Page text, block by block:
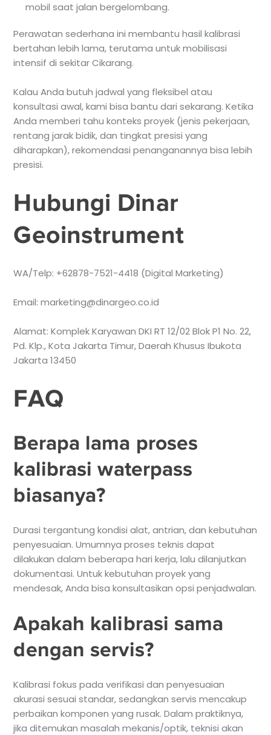
mobil saat jalan bergelombang.
Perawatan sederhana ini membantu hasil kalibrasi
bertahan lebih lama, terutama untuk mobilisasi
intensif di sekitar Cikarang.
Kalau Anda butuh jadwal yang fleksibel atau
konsultasi awal, kami bisa bantu dari sekarang. Ketika
Anda memberi tahu konteks proyek (jenis pekerjaan,
rentang jarak bidik, dan tingkat presisi yang
diharapkan), rekomendasi penanganannya bisa lebih
presisi.
Hubungi Dinar
Geoinstrument
WA/Telp: +62878-7521-4418 (Digital Marketing)
Email: marketing@dinargeo.co.id
Alamat: Komplek Karyawan DKI RT 12/02 Blok P1 No. 22,
Pd. Klp., Kota Jakarta Timur, Daerah Khusus Ibukota
Jakarta 13450
FAQ
Berapa lama proses
kalibrasi waterpass
biasanya?
Durasi tergantung kondisi alat, antrian, dan kebutuhan
penyesuaian. Umumnya proses teknis dapat
dilakukan dalam beberapa hari kerja, lalu dilanjutkan
dokumentasi. Untuk kebutuhan proyek yang
mendesak, Anda bisa konsultasikan opsi penjadwalan.
Apakah kalibrasi sama
dengan servis?
Kalibrasi fokus pada verifikasi dan penyesuaian
akurasi sesuai standar, sedangkan servis mencakup
perbaikan komponen yang rusak. Dalam praktiknya,
jika ditemukan masalah mekanis/optik, teknisi akan